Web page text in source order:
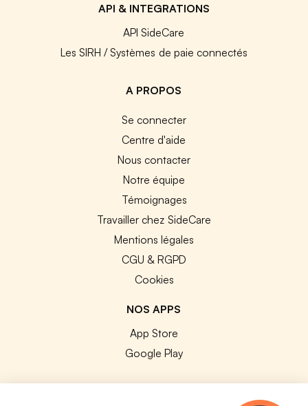
API & INTEGRATIONS
API SideCare
Les SIRH / Systèmes de paie connectés
A PROPOS
Se connecter
Centre d'aide
Nous contacter
Notre équipe
Témoignages
Travailler chez SideCare
Mentions légales
CGU & RGPD
Cookies
NOS APPS
App Store
Google Play